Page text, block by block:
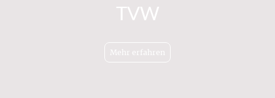
TVW
Mehr erfahren